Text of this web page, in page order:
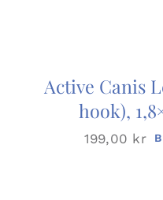
Active Canis
hook),
199,00 kr